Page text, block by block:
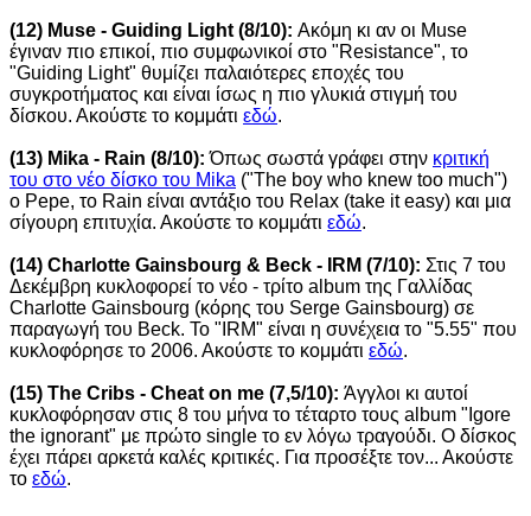
(12) Muse - Guiding Light (8/10): Ακόμη κι αν οι Muse
έγιναν πιο επικοί, πιο συμφωνικοί στο "Resistance", το
"Guiding Light" θυμίζει παλαιότερες εποχές του
συγκροτήματος και είναι ίσως η πιο γλυκιά στιγμή του
δίσκου. Ακούστε το κομμάτι εδώ.
(13) Mika - Rain (8/10): Όπως σωστά γράφει στην κριτική
του στο νέο δίσκο του Mika ("The boy who knew too much")
o Pepe, το Rain είναι αντάξιο του Relax (take it easy) και μια
σίγουρη επιτυχία. Ακούστε το κομμάτι εδώ.
(14) Charlotte Gainsbourg & Beck - IRM (7/10): Στις 7 του
Δεκέμβρη κυκλοφορεί το νέο - τρίτο album της Γαλλίδας
Charlotte Gainsbourg (κόρης του Serge Gainsbourg) σε
παραγωγή του Beck. Το "IRM" είναι η συνέχεια το "5.55" που
κυκλοφόρησε το 2006. Ακούστε το κομμάτι εδώ.
(15) The Cribs - Cheat on me (7,5/10): Άγγλοι κι αυτοί
κυκλοφόρησαν στις 8 του μήνα το τέταρτο τους album "Igore
the ignorant" με πρώτο single το εν λόγω τραγούδι. Ο δίσκος
έχει πάρει αρκετά καλές κριτικές. Για προσέξτε τον... Ακούστε
το εδώ.